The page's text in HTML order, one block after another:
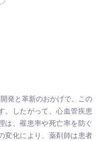
発と革新のおかげで、この
。したがって、心血管疾患
は、罹患率や死亡率を防ぐ
変化により、薬剤師は患者